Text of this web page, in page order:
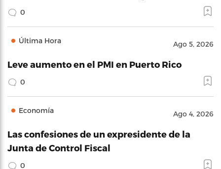
0
Última Hora Ago 5, 2026
Leve aumento en el PMI en Puerto Rico
0
Economía Ago 4, 2026
Las confesiones de un expresidente de la
Junta de Control Fiscal
0